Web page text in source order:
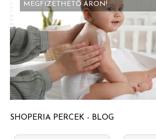
MEGFIZETHETŐ ÁRON!
SHOPERIA PERCEK - BLOG